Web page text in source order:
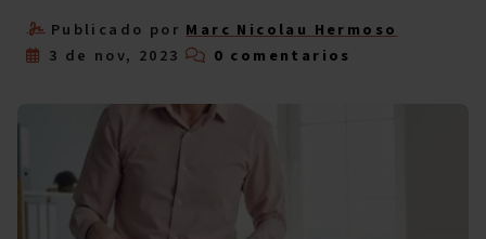
Publicado por Marc Nicolau Hermoso
3 de nov, 2023
0 comentarios